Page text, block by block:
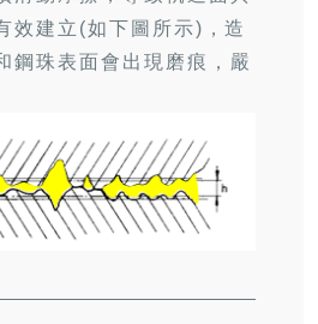
效建立(如下圖所示)，造
鋼珠表面會出現磨痕，嚴